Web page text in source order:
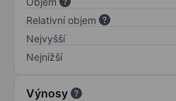
Relativní objem
Nejvyšší
Nejnižší
Výnosy